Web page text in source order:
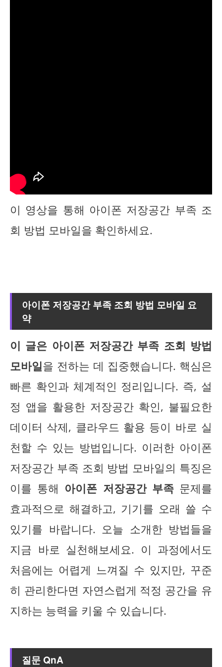
이 영상을 통해 아이폰 저장공간 부족 조
회 방법 모바일을 확인하세요.
아이폰 저장공간 부족 조회 방법 모바일 요
약
이 글은 아이폰 저장공간 부족 조회 방법
모바일을 전하는 데 집중했습니다. 핵심은
빠른 확인과 체계적인 정리입니다. 즉, 설
정 앱을 활용한 저장공간 확인, 불필요한
데이터 삭제, 클라우드 활용 등이 바로 실
천할 수 있는 방법입니다. 이러한 아이폰
저장공간 부족 조회 방법 모바일의 특징은
이를 통해 아이폰 저장공간 부족문제를
효과적으로 해결하고, 기기를 오래 쓸 수
있기를 바랍니다. 오늘 소개한 방법들을
지금 바로 실천해보세요. 이 과정에서도
처음에는 어렵게 느껴질 수 있지만, 꾸준
히 관리한다면 자연스럽게 적정 공간을 유
지하는 능력을 키울 수 있습니다.
질문 QnA